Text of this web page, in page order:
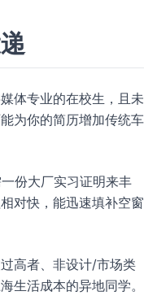
体专业的在校生，且未
为你的简历增加传统车
份大厂实习证明来丰
对快，能迅速填补空窗
高者、非设计/市场类
生活成本的异地同学。